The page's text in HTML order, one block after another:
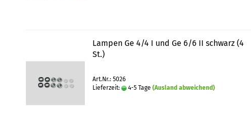
Lampen Ge 4/4 I und Ge 6/6 II schwarz (4
St.)
Art.Nr.: 5026
Lieferzeit:
4-5 Tage (Ausland abweichend)